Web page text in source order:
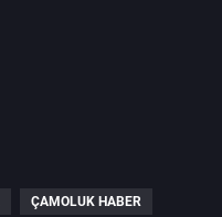
ÇAMOLUK HABER